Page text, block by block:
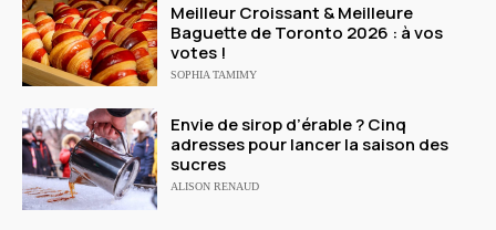
Meilleur Croissant & Meilleure
Baguette de Toronto 2026 : à vos
votes !
SOPHIA TAMIMY
Envie de sirop d’érable ? Cinq
adresses pour lancer la saison des
sucres
ALISON RENAUD